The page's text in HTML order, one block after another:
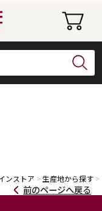
ついて
ギフト&ライフスタイル
ンストア 生産地から探す
前のページへ戻る